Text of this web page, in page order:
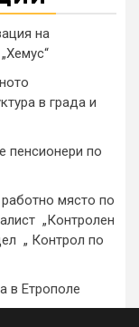
на
в града и
пенсионери по
място по
„Контролен
„ Контрол по
в Етрополе